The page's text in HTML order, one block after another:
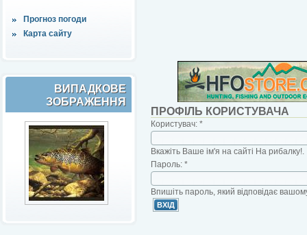
Прогноз погоди
Карта сайту
ВИПАДКОВЕ
ЗОБРАЖЕННЯ
ПРОФІЛЬ КОРИСТУВАЧА
Користувач: *
Вкажіть Ваше ім'я на сайті На рибалку!.
Пароль: *
Впишіть пароль, який відповідає